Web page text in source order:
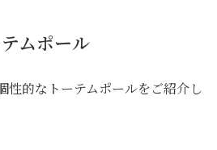
ムポール
性的なトーテムポールをご紹介し